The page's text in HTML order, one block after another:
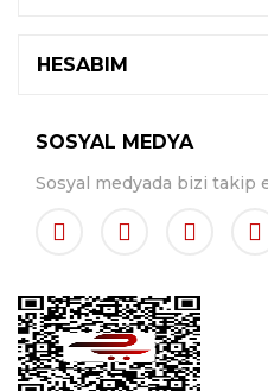
HESABIM
SOSYAL MEDYA
Sosyal medyada bizi takip